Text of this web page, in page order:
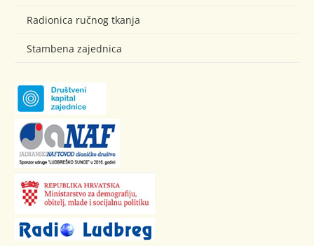
Radionica ručnog tkanja
Stambena zajednica